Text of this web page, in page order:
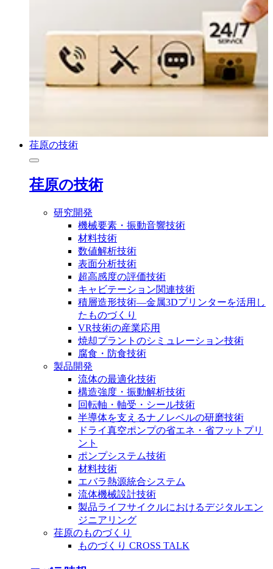
荏原の技術
荏原の技術
研究開発
機械要素・振動音響技術
材料技術
数値解析技術
表面分析技術
超高感度の評価技術
キャビテーション関連技術
積層造形技術―金属3Dプリンターを活用し
たものづくり
VR技術の産業応用
焼却プラントのシミュレーション技術
腐食・防食技術
製品開発
流体の最適化技術
構造強度・振動解析技術
回転軸・軸受・シール技術
半導体を支えるナノレベルの研磨技術
ドライ真空ポンプの省エネ・省フットプリ
ント
ポンプシステム技術
材料技術
エバラ熱源統合システム
流体機械設計技術
製品ライフサイクルにおけるデジタルエン
ジニアリング
荏原のものづくり
ものづくり CROSS TALK